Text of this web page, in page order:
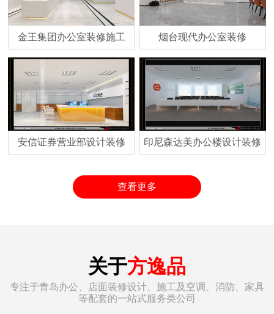
金王集团办公室装修施工 烟台现代办公室装修
安信证券营业部设计装修 印尼森达美办公楼设计装修
查看更多
关于方逸品
专注于青岛办公、店面装修设计、施工及空调、消防、家具
等配套的一站式服务类公司